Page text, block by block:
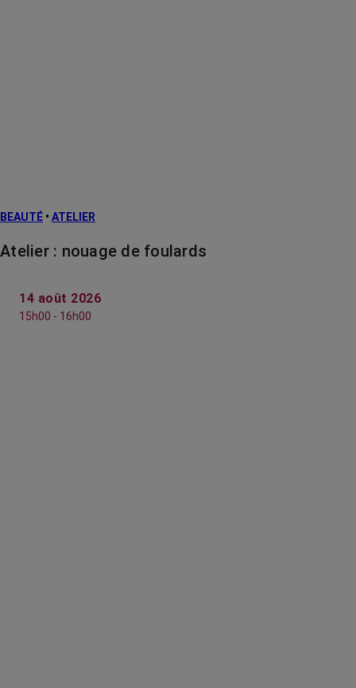
BEAUTÉ • ATELIER
Atelier : nouage de foulards
14 août 2026
15h00 - 16h00